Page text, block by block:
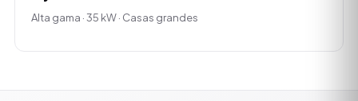
Alta gama · 35 kW · Casas grandes